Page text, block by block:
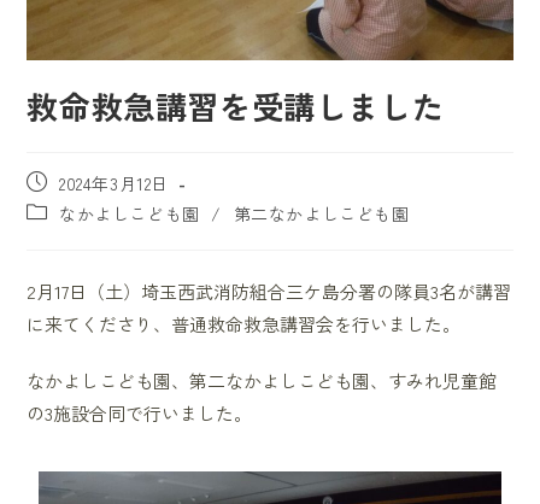
救命救急講習を受講しました
2024年3月12日
なかよしこども園 / 第二なかよしこども園
2月17日（土）埼玉西武消防組合三ケ島分署の隊員3名が講習
に来てくださり、普通救命救急講習会を行いました。
なかよしこども園、第二なかよしこども園、すみれ児童館
の3施設合同で行いました。